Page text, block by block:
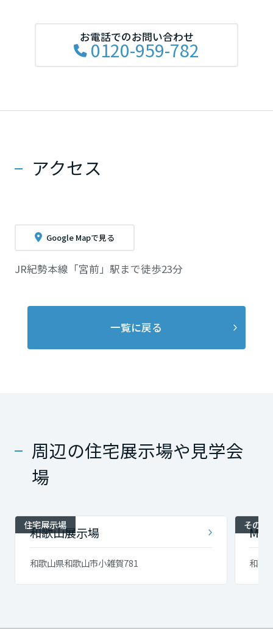
お電話でのお問い合わせ
0120-959-782
アクセス
Google Mapで見る
JR紀勢本線「宮前」駅まで徒歩23分
一覧に戻る
周辺の住宅展示場や見学会
場
住宅展示場
和歌山展示場
和歌山県和歌山市小雑賀781
その他
M's
和歌